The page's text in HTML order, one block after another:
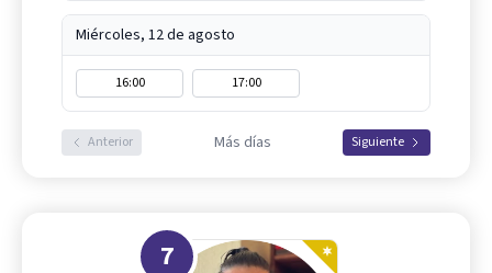
Miércoles, 12 de agosto
16:00 17:00
Anterior Más días Siguiente
7